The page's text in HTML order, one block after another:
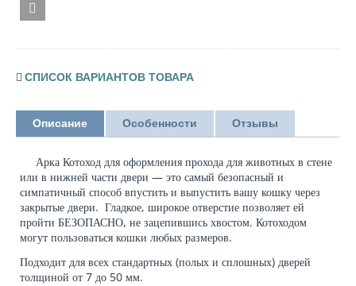
СПИСОК ВАРИАНТОВ ТОВАРА
Описание Особенности Отзывы
Арка Котоход для оформления прохода для животных в стене
или в нижней части двери — это самый безопасный и
симпатичный способ впустить и выпустить вашу кошку через
закрытые двери. Гладкое, широкое отверстие позволяет ей
пройти БЕЗОПАСНО, не зацепившись хвостом. Котоходом
могут пользоваться кошки любых размеров.
Подходит для всех стандартных (полых и сплошных) дверей
толщиной от 7 до 50 мм.